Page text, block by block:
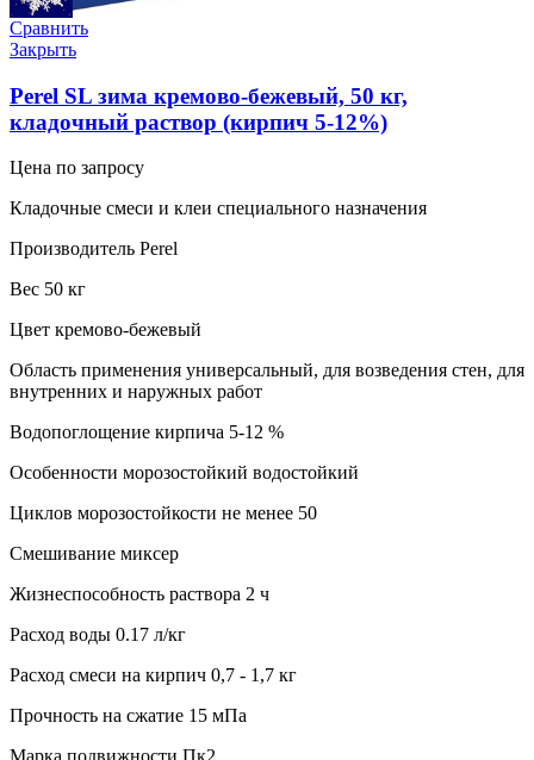
Сравнить
Закрыть
Perel SL зима кремово-бежевый, 50 кг,
кладочный раствор (кирпич 5-12%)
Цена по запросу
Кладочные смеси и клеи специального назначения
Производитель Perel
Вес 50 кг
Цвет кремово-бежевый
Область применения универсальный, для возведения стен, для
внутренних и наружных работ
Водопоглощение кирпича 5-12 %
Особенности морозостойкий водостойкий
Циклов морозостойкости не менее 50
Смешивание миксер
Жизнеспособность раствора 2 ч
Расход воды 0.17 л/кг
Расход смеси на кирпич 0,7 - 1,7 кг
Прочность на сжатие 15 мПа